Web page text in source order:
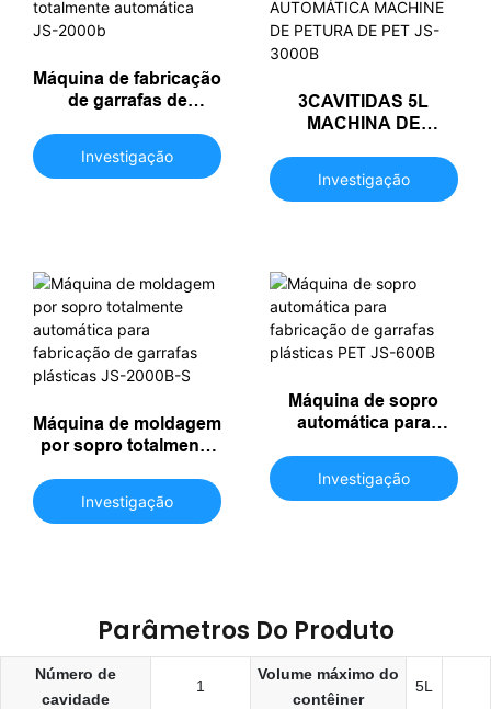
Máquina de fabricação
de garrafas de
automática totalmente
automática JS-2000b
Investigação
3CAVITIDAS 5L
MACHINA DE
BUPO AUTOMÁTICA
MACHINE DE
Investigação
Máquina de moldagem
por sopro totalmente
fabricação de garrafas
plásticas JS-2000B-S
Investigação
Máquina de sopro
automática para
plásticas PET JS-600B
Investigação
Parâmetros Do Produto
Número de
cavidade
1
Volume máximo do
contêiner
5L